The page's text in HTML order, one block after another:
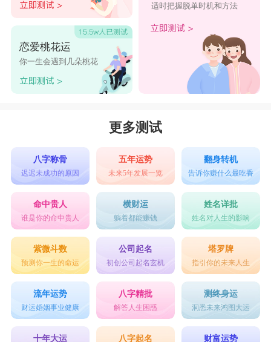
恋爱桃花运
你一生会遇到几朵桃花
适时把握脱单时机和方法
更多测试
八字称骨
迟迟未成功的原因
五年运势
未来5年发展一览
翻身转机
告诉你赚什么最吃香
命中贵人
谁是你的命中贵人
横财运
躺着都能赚钱
姓名详批
姓名对人生的影响
紫微斗数
预测你一生的命运
公司起名
初创公司起名玄机
塔罗牌
指引你的未来人生
流年运势
财运婚姻事业健康
八字精批
解答人生困惑
测终身运
洞悉未来鸿图大运
十年大运 八字起名 财富运势